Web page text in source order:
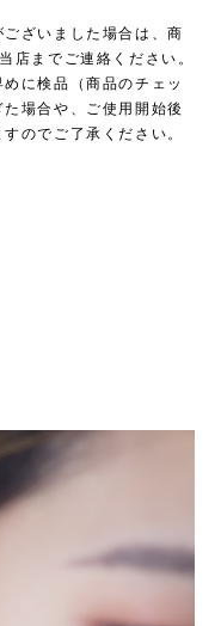
ざいました場合は、商
店までご連絡ください。
に検品（商品のチェッ
場合や、ご使用開始後
のでご了承ください。